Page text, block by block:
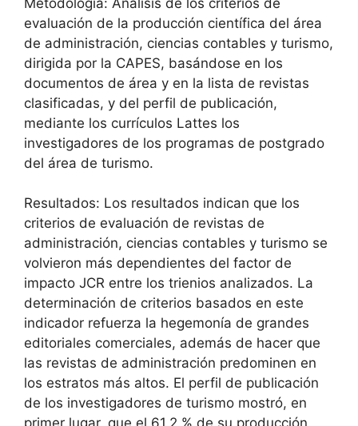
evaluación de la producción científica del área
de administración, ciencias contables y turismo,
dirigida por la CAPES, basándose en los
documentos de área y en la lista de revistas
clasificadas, y del perfil de publicación,
mediante los currículos Lattes los
investigadores de los programas de postgrado
del área de turismo.
Resultados: Los resultados indican que los
criterios de evaluación de revistas de
administración, ciencias contables y turismo se
volvieron más dependientes del factor de
impacto JCR entre los trienios analizados. La
determinación de criterios basados ​​en este
indicador refuerza la hegemonía de grandes
editoriales comerciales, además de hacer que
las revistas de administración predominen en
los estratos más altos. El perfil de publicación
de los investigadores de turismo mostró, en
primer lugar, que el 61,2 % de su producción